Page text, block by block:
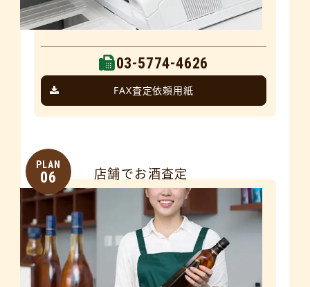
03-5774-4626
FAX査定依頼用紙
PLAN
06 店舗でお酒査定